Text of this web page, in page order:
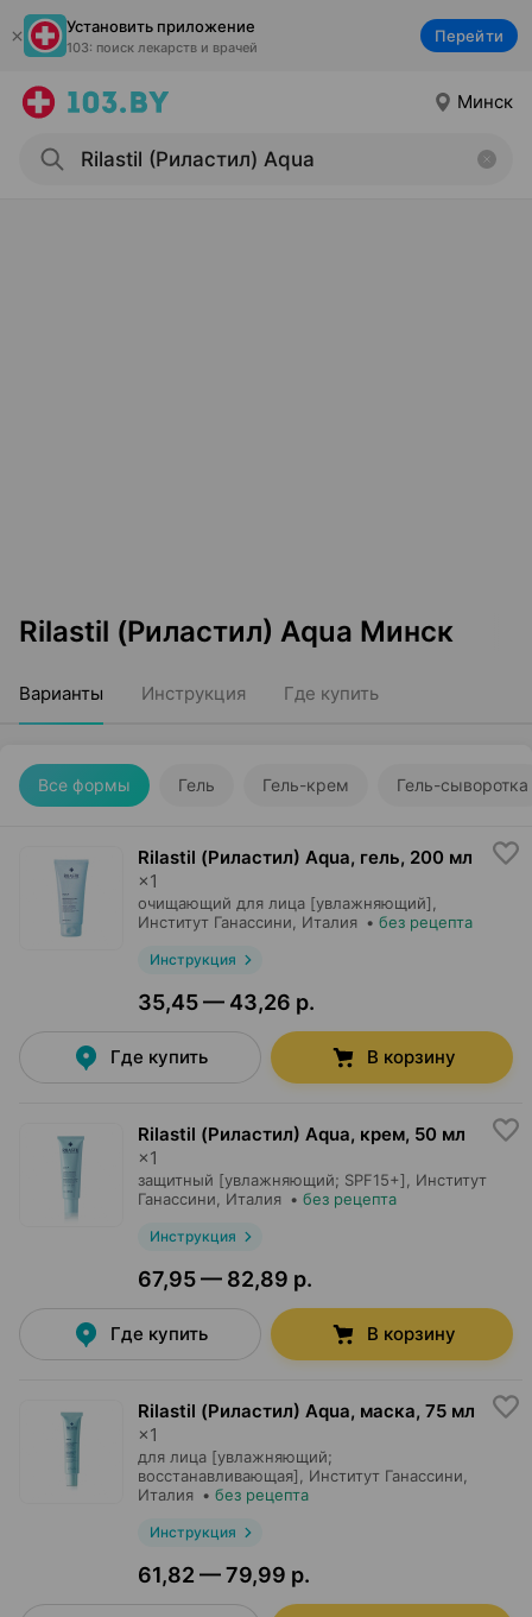
Установить приложение
103: поиск лекарств и врачей
Перейти
Минск
Rilastil (Риластил) Aqua Минск
Варианты Инструкция Где купить
Все формы Гель Гель-крем Гель-сыворотка
Rilastil (Риластил) Aqua, гель, 200 мл
×1
очищающий для лица [увлажняющий],
Институт Ганассини , Италия • без рецепта
Инструкция
35,45 — 43,26 р.
Где купить В корзину
Rilastil (Риластил) Aqua, крем, 50 мл
×1
защитный [увлажняющий; SPF15+],
Институт
Ганассини , Италия • без рецепта
Инструкция
67,95 — 82,89 р.
Где купить В корзину
Rilastil (Риластил) Aqua, маска, 75 мл
×1
для лица [увлажняющий;
восстанавливающая],
Институт Ганассини
Италия • без рецепта
Инструкция
61,82 — 79,99 р.